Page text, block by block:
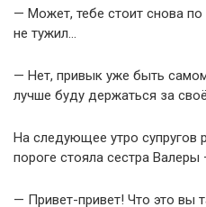
— Может, тебе стоит снова
не тужил…
— Нет, привык уже быть
лучше буду держаться за
На следующее утро супругов
пороге стояла сестра
— Привет-привет! Что это вы